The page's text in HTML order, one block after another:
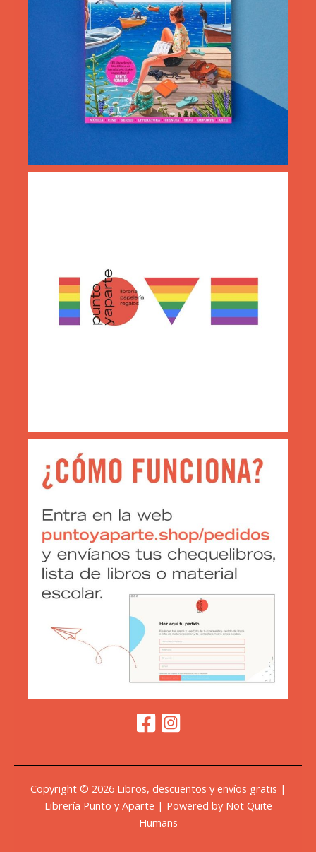
Copyright © 2026 Libros, descuentos y envíos gratis |
Librería Punto y Aparte | Powered by Not Quite
Humans